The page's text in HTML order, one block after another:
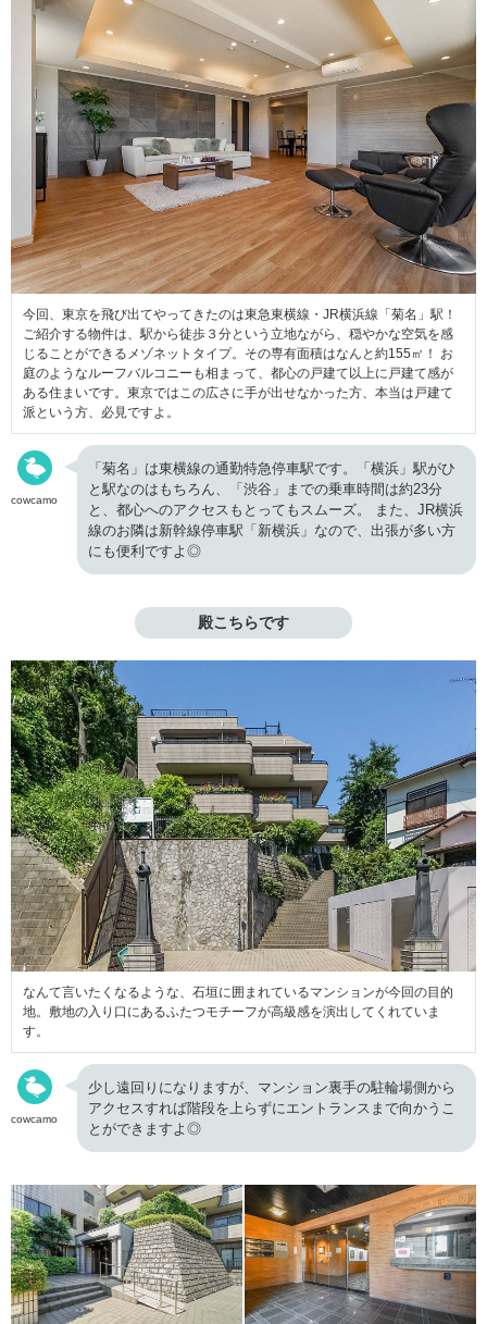
今回、東京を飛び出てやってきたのは東急東横線・JR横浜線「菊名」駅！
ご紹介する物件は、駅から徒歩３分という立地ながら、穏やかな空気を感
じることができるメゾネットタイプ。その専有面積はなんと約155㎡！ お
庭のようなルーフバルコニーも相まって、都心の戸建て以上に戸建て感が
ある住まいです。東京ではこの広さに手が出せなかった方、本当は戸建て
派という方、必見ですよ。
cowcamo
「菊名」は東横線の通勤特急停車駅です。「横浜」駅がひ
と駅なのはもちろん、「渋谷」までの乗車時間は約23分
と、都心へのアクセスもとってもスムーズ。 また、JR横浜
線のお隣は新幹線停車駅「新横浜」なので、出張が多い方
にも便利ですよ◎
殿こちらです
なんて言いたくなるような、石垣に囲まれているマンションが今回の目的
地。敷地の入り口にあるふたつモチーフが高級感を演出してくれていま
す。
cowcamo
少し遠回りになりますが、マンション裏手の駐輪場側から
アクセスすれば階段を上らずにエントランスまで向かうこ
とができますよ◎